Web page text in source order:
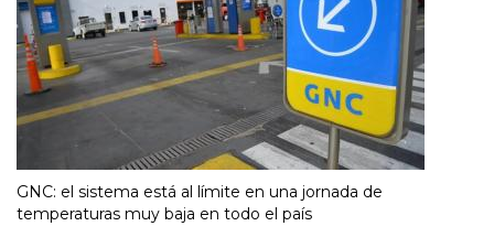
GNC: el sistema está al límite en una jornada de
temperaturas muy baja en todo el país